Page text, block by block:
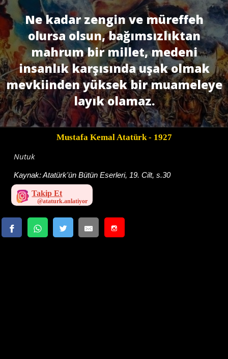
Ne kadar zengin ve müreffeh
olursa olsun, bağımsızlıktan
mahrum bir millet, medeni
insanlık karşısında uşak olmak
mevkiinden yüksek bir muameleye
layık olamaz.
Mustafa Kemal Atatürk- 1927
Nutuk
Kaynak:Atatürk'ün Bütün Eserleri, 19. Cilt, s.30
Takip Et